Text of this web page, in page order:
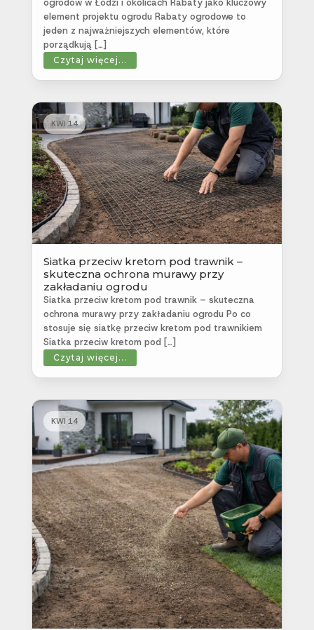
ogrodów w Łodzi i okolicach Rabaty jako kluczowy
element projektu ogrodu Rabaty ogrodowe to
jeden z najważniejszych elementów, które
porządkują […]
Czytaj więcej...
KWI 14
Siatka przeciw kretom pod trawnik –
skuteczna ochrona murawy przy
zakładaniu ogrodu
Siatka przeciw kretom pod trawnik – skuteczna
ochrona murawy przy zakładaniu ogrodu Po co
stosuje się siatkę przeciw kretom pod trawnikiem
Siatka przeciw kretom pod […]
Czytaj więcej...
KWI 14